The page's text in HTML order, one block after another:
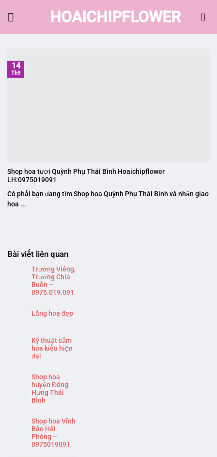
HOAICHIPFLOWER
Shop hoa tươi Quỳnh Phụ Thái Bình Hoaichipflower
LH:0975019091
Có phải bạn đang tìm Shop hoa Quỳnh Phụ Thái Bình và nhận giao
hoa ...
14
Th9
Bài viết liên quan
Trướng Viếng,
Trướng Chia
Buồn –
0975.019.091
Lẵng hoa đẹp
Kỹ thuật cắm
hoa kiểu hiện
đại
Shop hoa
huyện Đông
Hưng Thái
Bình
Shop hoa Vĩnh
Bảo Hải
Phòng –
0975019091